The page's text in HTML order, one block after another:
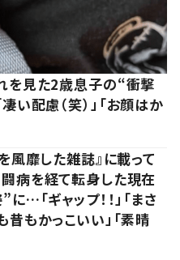
を見た2歳息子の“衝撃
配慮（笑）」「お顔はか
風靡した雑誌』に載って
闘病を経て転身した現在
…「ギャップ！！」「まさ
昔もかっこいい」「素晴